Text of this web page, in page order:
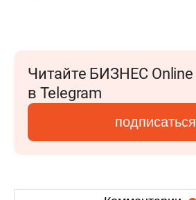
Читайте БИЗНЕС Online
в Telegram
подписаться